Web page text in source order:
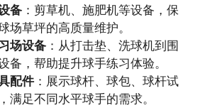
备 ：剪草机、施肥机等设备，保
场草坪的高质量维护。
场设备 ：从打击垫、洗球机到围
备，帮助提升球手练习体验。
配件 ：展示球杆、球包、球杆试
满足不同水平球手的需求。